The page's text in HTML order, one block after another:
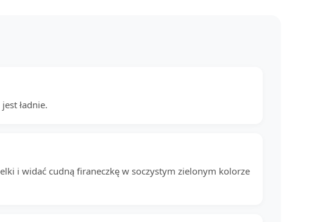
ładnie.
i widać cudną firaneczkę w soczystym zielonym kolorze